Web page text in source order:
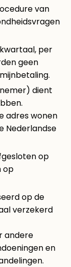
van
per
geen
dient
adres wonen
Nederlandse
op
op
op de
verzekerd
andere
en